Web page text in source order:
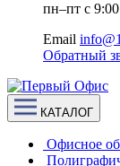
пн–пт с
Email
Обратный
КАТАЛОГ
Офисное